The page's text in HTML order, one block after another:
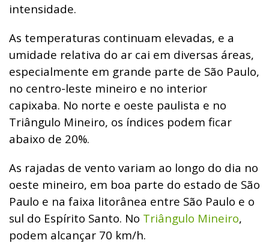
intensidade.
As temperaturas continuam elevadas, e a
umidade relativa do ar cai em diversas áreas,
especialmente em grande parte de São Paulo,
no centro-leste mineiro e no interior
capixaba. No norte e oeste paulista e no
Triângulo Mineiro, os índices podem ficar
abaixo de 20%.
As rajadas de vento variam ao longo do dia no
oeste mineiro, em boa parte do estado de São
Paulo e na faixa litorânea entre São Paulo e o
sul do Espírito Santo. No Triângulo Mineiro,
podem alcançar 70 km/h.